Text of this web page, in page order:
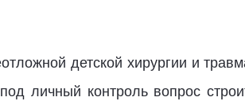
детской хирургии и
личный контроль вопрос